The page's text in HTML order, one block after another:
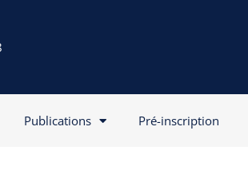
Publications Pré-inscription